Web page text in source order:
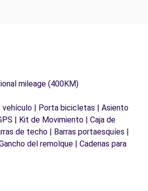
mileage (400KM)
vehículo | Porta bicicletas | Asiento
| Kit de Movimiento | Caja de
de techo | Barras portaesquíes |
del remolque | Cadenas para